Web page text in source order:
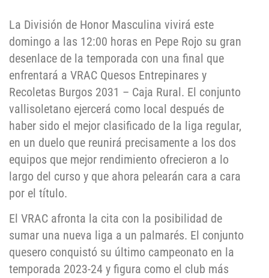
La División de Honor Masculina vivirá este
domingo a las 12:00 horas en Pepe Rojo su gran
desenlace de la temporada con una final que
enfrentará a VRAC Quesos Entrepinares y
Recoletas Burgos 2031 – Caja Rural. El conjunto
vallisoletano ejercerá como local después de
haber sido el mejor clasificado de la liga regular,
en un duelo que reunirá precisamente a los dos
equipos que mejor rendimiento ofrecieron a lo
largo del curso y que ahora pelearán cara a cara
por el título.
El VRAC afronta la cita con la posibilidad de
sumar una nueva liga a un palmarés. El conjunto
quesero conquistó su último campeonato en la
temporada 2023-24 y figura como el club más